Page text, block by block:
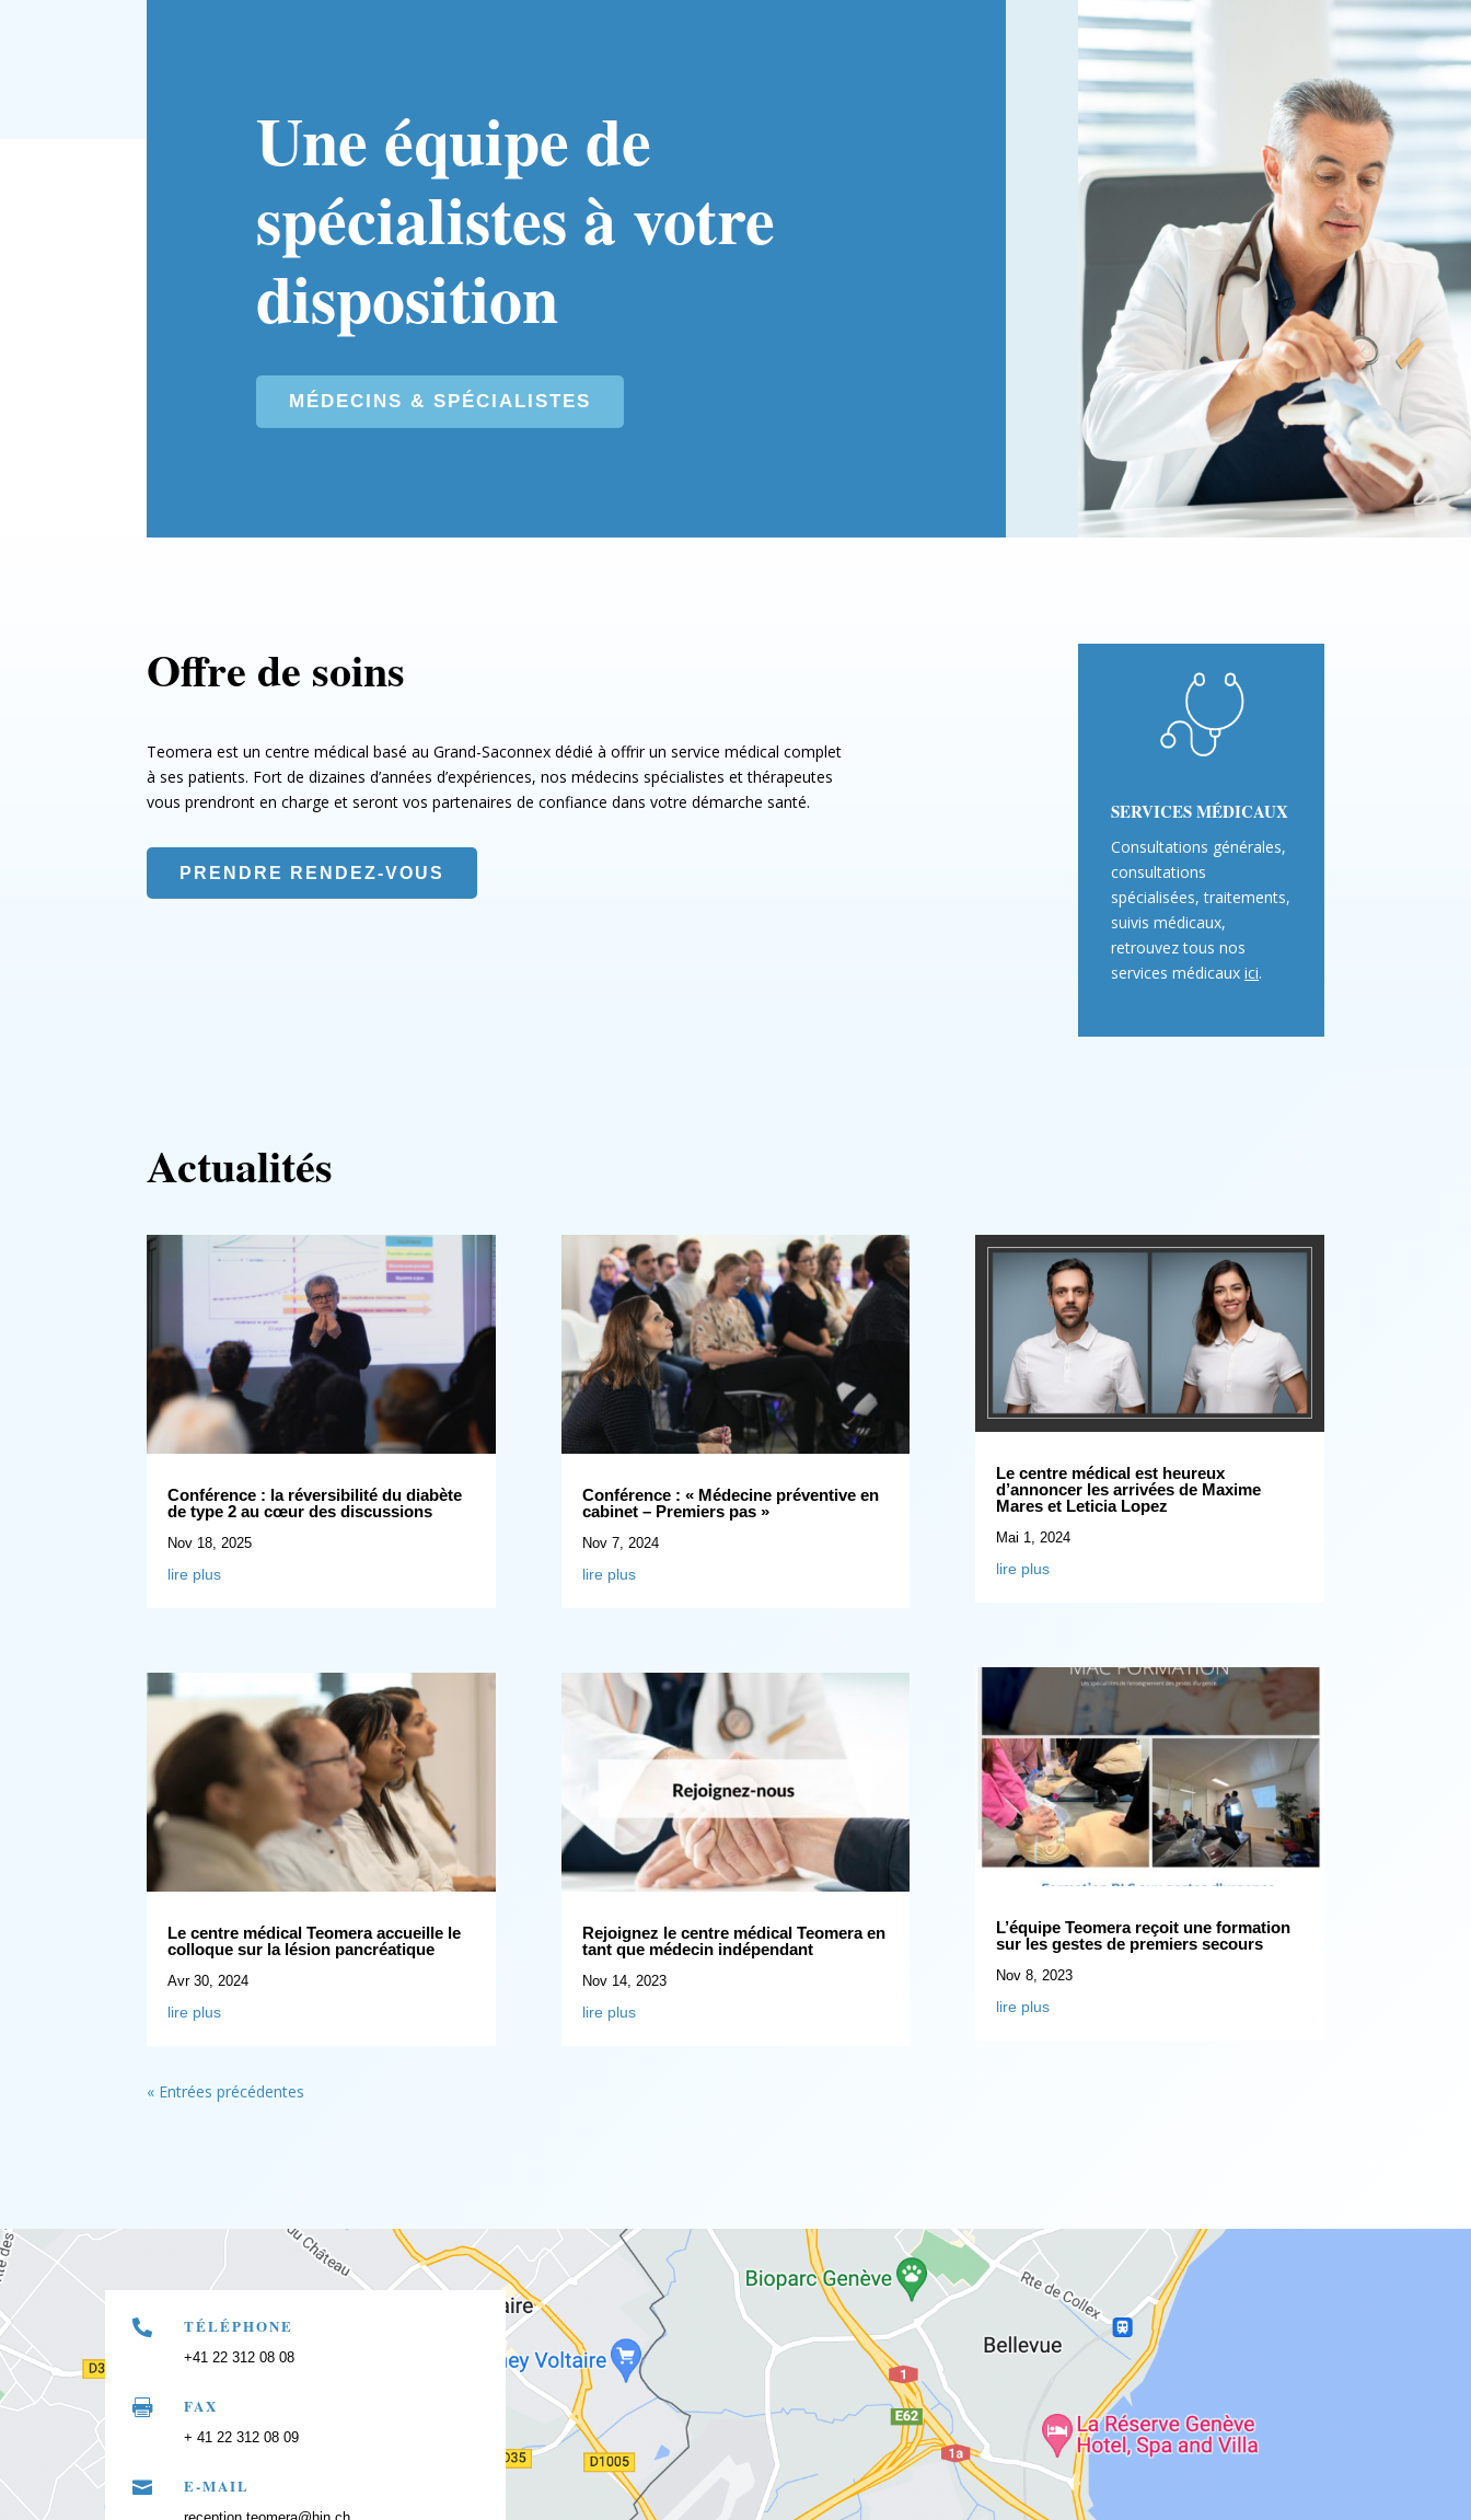
Une équipe de
spécialistes à votre
disposition
MÉDECINS & SPÉCIALISTES
Offre de soins
Teomera est un centre médical basé au Grand-Saconnex dédié à offrir un service médical complet
à ses patients. Fort de dizaines d’années d’expériences, nos médecins spécialistes et thérapeutes
vous prendront en charge et seront vos partenaires de confiance dans votre démarche santé.
PRENDRE RENDEZ-VOUS
SERVICES MÉDICAUX
Consultations générales,
consultations
spécialisées, traitements,
suivis médicaux,
retrouvez tous nos
services médicauxici.
Actualités
Conférence : la réversibilité du diabète
de type 2 au cœur des discussions
Nov 18, 2025
lire plus
Le centre médical Teomera accueille le
colloque sur la lésion pancréatique
Avr 30, 2024
lire plus
Conférence : « Médecine préventive en
cabinet – Premiers pas »
Nov 7, 2024
lire plus
Rejoignez le centre médical Teomera en
tant que médecin indépendant
Nov 14, 2023
lire plus
Le centre médical est heureux
d’annoncer les arrivées de Maxime
Mares et Leticia Lopez
Mai 1, 2024
lire plus
L’équipe Teomera reçoit une formation
sur les gestes de premiers secours
Nov 8, 2023
lire plus
« Entrées précédentes
 TÉLÉPHONE
+41 22 312 08 08
 FAX
+ 41 22 312 08 09
 E-MAIL